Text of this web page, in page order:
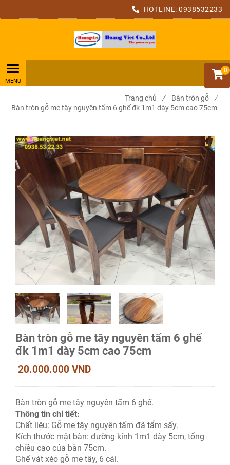
HOTLINE: 0938532233
0
Trang chủ / Bàn tròn gỗ
/
Bàn tròn gỗ me tây nguyên tấm 6 ghế đk 1m1 dày 5cm cao 75cm
Bàn tròn gỗ me tây nguyên tấm 6 ghế
đk 1m1 dày 5cm cao 75cm
20.000.000 VND
Bàn tròn gỗ me tây nguyên tấm 6 ghế.
Thông tin chi tiết:
Chất liệu: Gỗ me tây nguyên tấm đã tẩm sấy.
Kích thước mặt bàn: đường kính 1m1 dày 5cm, tổng
chiều cao của bàn 75cm.
Ghế vát xéo gỗ me tây, 6 cái.